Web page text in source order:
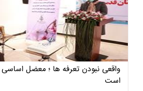
واقعی نبودن تعرفه ها ؛ معضل
است